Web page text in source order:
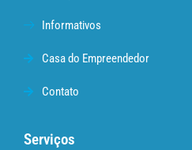
Informativos
Casa do Empreendedor
Contato
Serviços